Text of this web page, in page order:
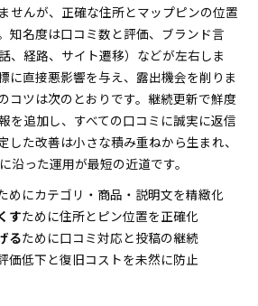
せんが、正確な住所とマップピンの位置
知名度は口コミ数と評価、ブランド言
、経路、サイト遷移）などが左右しま
に直接悪影響を与え、露出機会を削りま
コツは次のとおりです。継続更新で鮮度
を追加し、すべての口コミに誠実に返信
した改善は小さな積み重ねから生まれ、
沿った運用が最短の近道です。
めにカテゴリ・商品・説明文を精緻化
すために住所とピン位置を正確化
るために口コミ対応と投稿の継続
価低下と復旧コストを未然に防止